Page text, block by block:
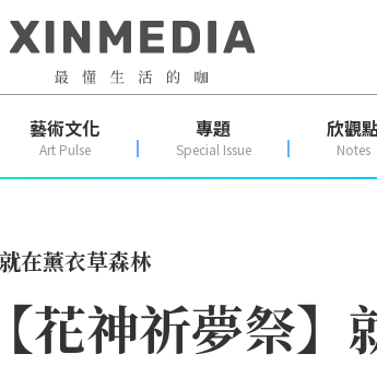
藝術文化
Art Pulse
專題
Special Issue
欣觀點
Notes
在薰衣草森林
神祈夢祭】